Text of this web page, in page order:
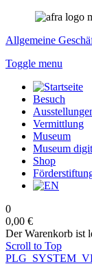
Allgemeine
Toggle menu
Besuch
Vermittlung
Museum
Museum
Shop
0
0,00 €
Der Warenkorb ist
Scroll to Top